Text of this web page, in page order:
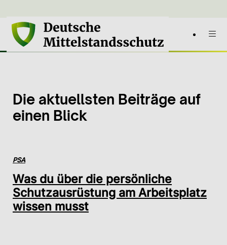
Die aktuellsten Beiträge auf
einen Blick
PSA
Was du über die persönliche
Schutzausrüstung am Arbeitsplatz
wissen musst